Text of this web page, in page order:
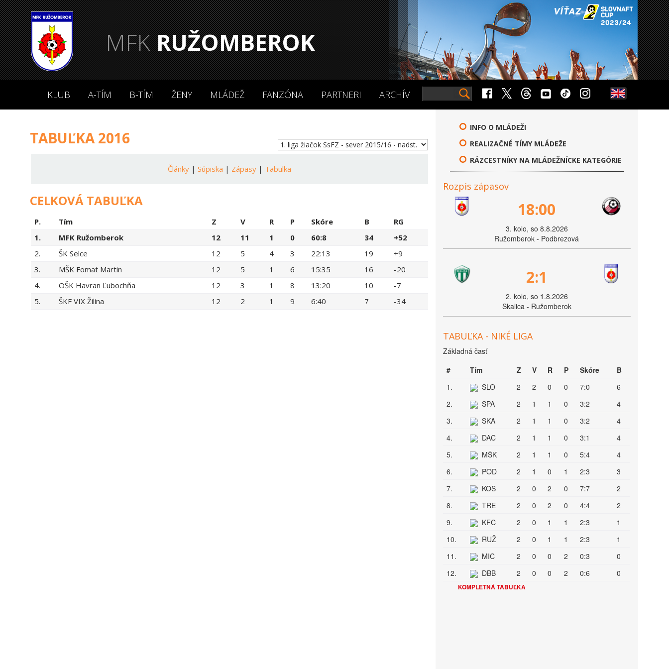
MFKRUŽOMBEROK
KLUB A-TÍM B-TÍM ŽENY MLÁDEŽ FANZÓNA PARTNERI ARCHÍV
TABUĽKA 2016
Články |Súpiska | Zápasy | Tabulka
CELKOVÁ TABUĽKA
P. Tím Z V R P Skóre B
RG
1.
MFK Ružomberok 12 11 1 0 60:8 34
+52
2.
ŠK Selce 12 5 4 3 22:13 19
+9
3.
MŠK Fomat Martin 12 5 1 6 15:35 16
-20
4.
OŠK Havran Ľubochňa 12 3 1 8 13:20 10
-7
5.
ŠKF VIX Žilina 12 2 1 9 6:40 7 -34
INFO O MLÁDEŽI
REALIZAČNÉ TÍMY MLÁDEŽE
RÁZCESTNÍKY NA MLÁDEŽNÍCKE KATEGÓRIE
Rozpis zápasov
18:00
3. kolo, so 8.8.2026
Ružomberok - Podbrezová
2:1
2. kolo, so 1.8.2026
Skalica - Ružomberok
TABUĽKA - NIKÉ LIGA
Základná časť
#
Tím Z V R P Skóre
B
1.
SLO 2 2 0 0 7:0
6
2.
SPA 2 1 1 0 3:2
4
3.
SKA 2 1 1 0 3:2
4
4.
DAC 2 1 1 0 3:1
4
5.
MŠK 2 1 1 0 5:4
4
6.
POD 2 1 0 1 2:3
3
7.
KOS 2 0 2 0 7:7
2
8.
TRE 2 0 2 0 4:4
2
9.
KFC 2 0 1 1 2:3
1
10.
RUŽ 2 0 1 1 2:3
1
11.
MIC 2 0 0 2 0:3
0
12.
DBB 2 0 0 2 0:6 0
KOMPLETNÁ TABUĽKA